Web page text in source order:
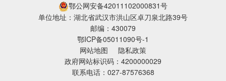
鄂公网安备42011102000831号
单位地址：湖北省武汉市洪山区卓刀泉北路39号
邮编：430079
鄂ICP备05011090号-1
网站地图
隐私政策
政府网站标识码：4200000029
联系电话：027-87576368